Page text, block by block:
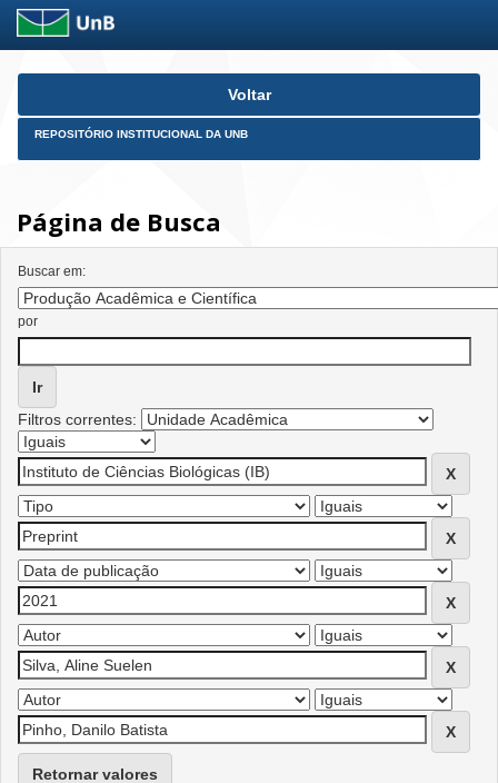
Skip
Voltar
REPOSITÓRIO INSTITUCIONAL DA UNB
Página de Busca
Buscar em:
por
Filtros correntes:
Retornar valores